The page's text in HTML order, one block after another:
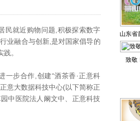
就近购物问题,积极探索数字
业融合与创新,是对国家倡导的
。
步合作,创建“酒茶香·正意科
意大数据科技中心(以下简称正
中医院法人阚文中、正意科技
山东省
致敬